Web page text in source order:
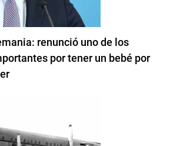
renunció uno de los
por tener un bebé por